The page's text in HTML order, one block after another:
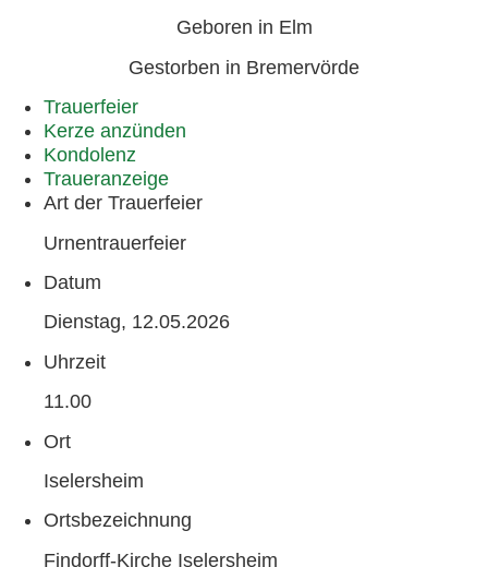
Geboren in Elm
Gestorben in Bremervörde
Trauer­feier
Kerze anzünden
Kondo­lenz
Trauer­anzeige
Art der Trauerfeier
Urnentrauerfeier
Datum
Dienstag, 12.05.2026
Uhrzeit
11.00
Ort
Iselersheim
Ortsbezeichnung
Findorff-Kirche Iselersheim